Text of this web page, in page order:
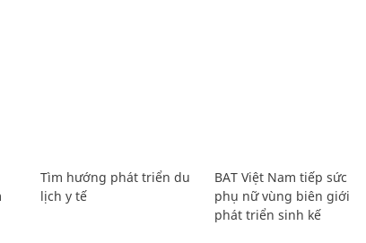
Tìm hướng phát triển du
lịch y tế
BAT Việt Nam tiếp sức
phụ nữ vùng biên giới
phát triển sinh kế